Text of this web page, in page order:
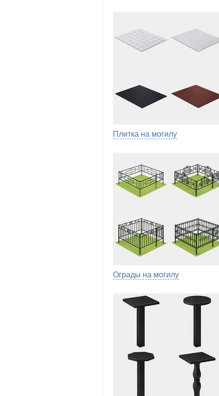
Плитка на могилу
Ограды на могилу